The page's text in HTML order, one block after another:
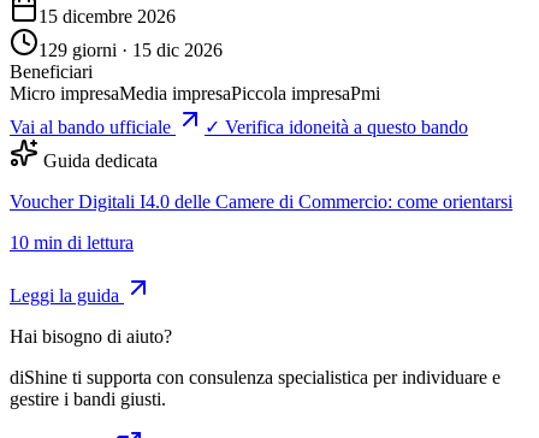
15 dicembre 2026
129 giorni · 15 dic 2026
Beneficiari
Micro impresaMedia impresaPiccola impresaPmi
Vai al bando ufficiale
✓ Verifica idoneità a questo bando
Guida dedicata
Voucher Digitali I4.0 delle Camere di Commercio: come orientarsi
10 min di lettura
Leggi la guida
Hai bisogno di aiuto?
diShine ti supporta con consulenza specialistica per individuare e
gestire i bandi giusti.